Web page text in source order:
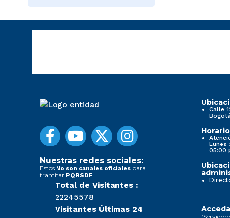
Nuestras redes sociales:
Estos No son canales oficiales para
tramitar PQRSDF
Total de Visitantes :
22245578
Visitantes Últimas 24
Calle
Lunes
05:00